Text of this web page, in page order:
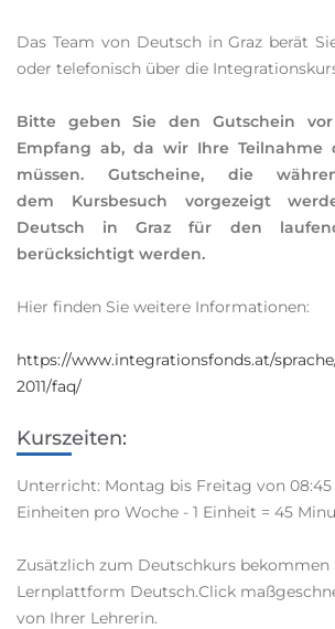
Das Team von Deutsch in Graz berät
oder telefonisch über die
Bitte geben Sie den Gutschein
Empfang ab, da wir Ihre Teilnahme
müssen. Gutscheine, die
dem Kursbesuch vorgezeigt
Deutsch in Graz für den
berücksichtigt werden.
Hier finden Sie weitere Informationen:
https://www.integrationsfonds.at/
2011/faq/
Kurszeiten:
Unterricht: Montag bis Freitag von 08:45
Einheiten pro Woche - 1 Einheit = 45
Zusätzlich zum Deutschkurs bekommen
Lernplattform Deutsch.Click
von Ihrer Lehrerin.